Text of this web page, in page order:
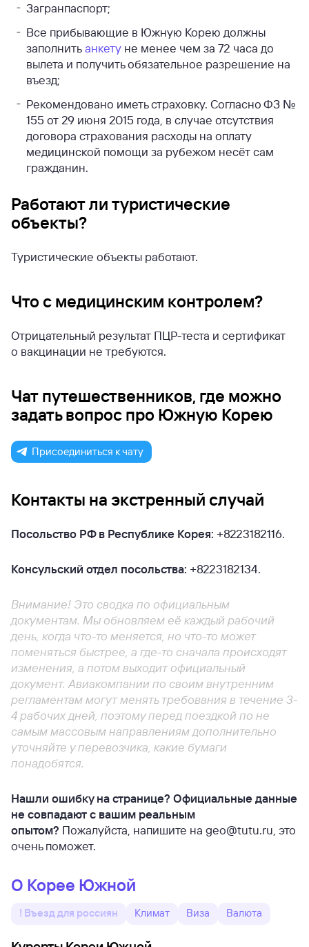
Загранпаспорт;
Все прибывающие в Южную Корею должны
заполнитьанкету не менее чем за 72 часа до
вылета и получить обязательное разрешение на
въезд;
Рекомендовано иметь страховку. Согласно ФЗ №
155 от 29 июня 2015 года, в случае отсутствия
договора страхования расходы на оплату
медицинской помощи за рубежом несёт сам
гражданин.
Работают ли туристические
объекты?
Туристические объекты работают.
Что с медицинским контролем?
Отрицательный результат ПЦР-теста и сертификат
о вакцинации не требуются.
Чат путешественников, где можно
задать вопрос про Южную Корею
Присоединиться к чату
Контакты на экстренный случай
Посольство РФ в Республике Корея: +8223182116.
Консульский отдел посольства: +8223182134.
Внимание! Это сводка по официальным
документам. Мы обновляем её каждый рабочий
день, когда что-то меняется, но что-то может
поменяться быстрее, а где-то сначала происходят
изменения, а потом выходит официальный
документ. Авиакомпании по своим внутренним
регламентам могут менять требования в течение 3-
4 рабочих дней, поэтому перед поездкой по не
самым массовым направлениям дополнительно
уточняйте у перевозчика, какие бумаги
понадобятся.
Нашли ошибку на странице? Официальные данные
не совпадают с вашим реальным
опытом? Пожалуйста, напишите на geo@tutu.ru, это
очень поможет.
О Корее Южной
! Въезд для россиян Климат Виза Валюта